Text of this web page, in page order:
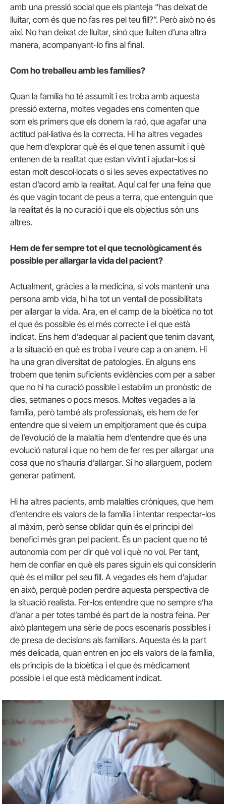
amb una pressió social que els planteja “has deixat de
lluitar, com és que no fas res pel teu fill?”. Però això no és
així. No han deixat de lluitar, sinó que lluiten d’una altra
manera, acompanyant-lo fins al final.
Com ho treballeu amb les famílies?
Quan la família ho té assumit i es troba amb aquesta
pressió externa, moltes vegades ens comenten que
som els primers que els donem la raó, que agafar una
actitud pal·liativa és la correcta. Hi ha altres vegades
que hem d’explorar què és el que tenen assumit i què
entenen de la realitat que estan vivint i ajudar-los si
estan molt descol·locats o si les seves expectatives no
estan d’acord amb la realitat. Aquí cal fer una feina que
és que vagin tocant de peus a terra, que entenguin que
la realitat és la no curació i que els objectius són uns
altres.
Hem de fer sempre tot el que tecnològicament és
possible per allargar la vida del pacient?
Actualment, gràcies a la medicina, si vols mantenir una
persona amb vida, hi ha tot un ventall de possibilitats
per allargar la vida. Ara, en el camp de la bioètica no tot
el que és possible és el més correcte i el que està
indicat. Ens hem d’adequar al pacient que tenim davant,
a la situació en què es troba i veure cap a on anem. Hi
ha una gran diversitat de patologies. En alguns ens
trobem que tenim suficients evidències com per a saber
que no hi ha curació possible i establim un pronòstic de
dies, setmanes o pocs mesos. Moltes vegades a la
família, però també als professionals, els hem de fer
entendre que si veiem un empitjorament que és culpa
de l’evolució de la malaltia hem d’entendre que és una
evolució natural i que no hem de fer res per allargar una
cosa que no s’hauria d’allargar. Si ho allarguem, podem
generar patiment.
Hi ha altres pacients, amb malalties cròniques, que hem
d’entendre els valors de la família i intentar respectar-los
al màxim, però sense oblidar quin és el principi del
benefici més gran pel pacient. És un pacient que no té
autonomia com per dir què vol i què no vol. Per tant,
hem de confiar en què els pares siguin els qui considerin
què és el millor pel seu fill. A vegades els hem d’ajudar
en això, perquè poden perdre aquesta perspectiva de
la situació realista. Fer-los entendre que no sempre s’ha
d’anar a per totes també és part de la nostra feina. Per
això plantegem una sèrie de pocs escenaris possibles i
de presa de decisions als familiars. Aquesta és la part
més delicada, quan entren en joc els valors de la família,
els principis de la bioètica i el que és mèdicament
possible i el que està mèdicament indicat.